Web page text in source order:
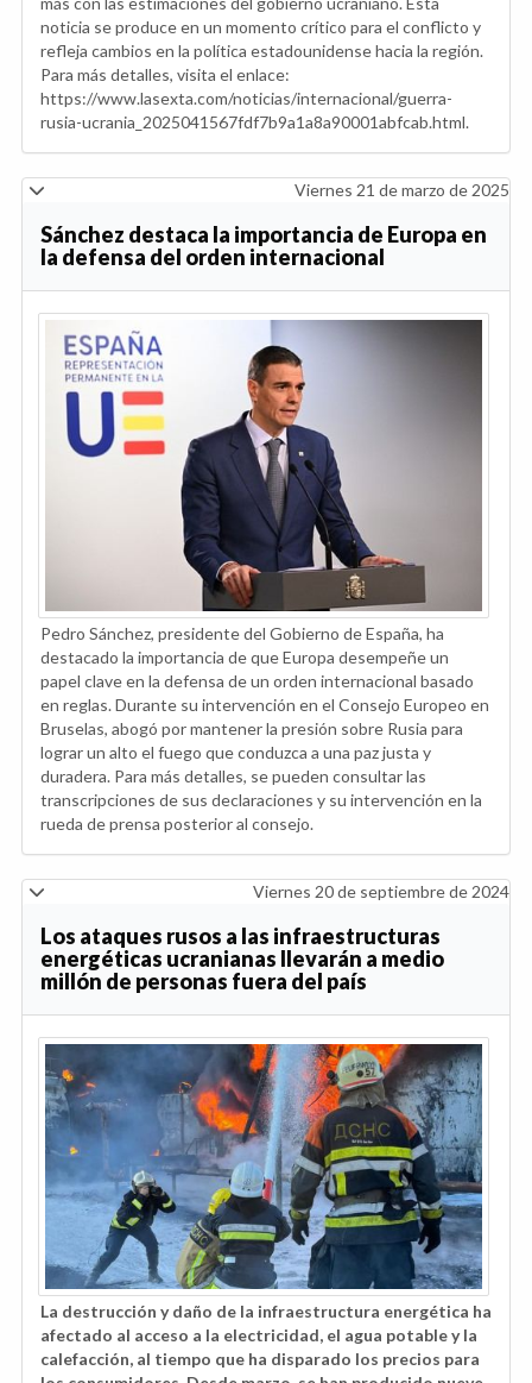
noticia se produce en un momento crítico para el conflicto y
refleja cambios en la política estadounidense hacia la región.
Para más detalles, visita el enlace:
https://www.lasexta.com/noticias/internacional/guerra-
rusia-ucrania_2025041567fdf7b9a1a8a90001abfcab.html.
Viernes 21 de marzo de 2025
Sánchez destaca la importancia de Europa en
la defensa del orden internacional
Pedro Sánchez, presidente del Gobierno de España, ha
destacado la importancia de que Europa desempeñe un
papel clave en la defensa de un orden internacional basado
en reglas. Durante su intervención en el Consejo Europeo en
Bruselas, abogó por mantener la presión sobre Rusia para
lograr un alto el fuego que conduzca a una paz justa y
duradera. Para más detalles, se pueden consultar las
transcripciones de sus declaraciones y su intervención en la
rueda de prensa posterior al consejo.
Viernes 20 de septiembre de 2024
Los ataques rusos a las infraestructuras
energéticas ucranianas llevarán a medio
millón de personas fuera del país
La destrucción y daño de la infraestructura energética ha
afectado al acceso a la electricidad, el agua potable y la
calefacción, al tiempo que ha disparado los precios para